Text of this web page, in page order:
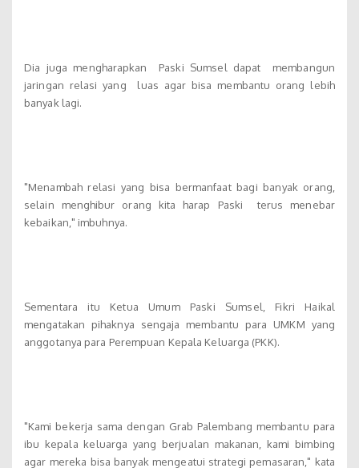
Dia juga mengharapkan Paski Sumsel dapat membangun
jaringan relasi yang luas agar bisa membantu orang lebih
banyak lagi.
"Menambah relasi yang bisa bermanfaat bagi banyak orang,
selain menghibur orang kita harap Paski terus menebar
kebaikan," imbuhnya.
Sementara itu Ketua Umum Paski Sumsel, Fikri Haikal
mengatakan pihaknya sengaja membantu para UMKM yang
anggotanya para Perempuan Kepala Keluarga (PKK).
"Kami bekerja sama dengan Grab Palembang membantu para
ibu kepala keluarga yang berjualan makanan, kami bimbing
agar mereka bisa banyak mengeatui strategi pemasaran," kata